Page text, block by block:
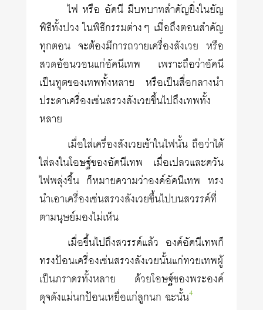
ไฟ หรือ อัคนี มีบทบาทสำคัญยิ่งในยัญ
พิธีทั้งปวง ในพิธีกรรมต่างๆ เมื่อถึงตอนสำคัญ
ทุกตอน จะต้องมีการถวายเครื่องสังเวย หรือ
สวดอ้อนวอนแก่อัคนีเทพ เพราะถือว่าอัคนี
เป็นทูตของเทพทั้งหลาย หรือเป็นสื่อกลางนำ
ประดาเครื่องเซ่นสรวงสังเวยขึ้นไปถึงเทพทั้ง
หลาย
เมื่อใส่เครื่องสังเวยเข้าในไฟนั้น ถือว่าได้
ใส่ลงในโอษฐ์ของอัคนีเทพ เมื่อเปลวและควัน
ไฟพลุ่งขึ้น ก็หมายความว่าองค์อัคนีเทพ ทรง
นำเอาเครื่องเซ่นสรวงสังเวยขึ้นไปบนสวรรค์ที่
ตามนุษย์มองไม่เห็น
เมื่อขึ้นไปถึงสวรรค์แล้ว องค์อัคนีเทพก็
ทรงป้อนเครื่องเซ่นสรวงสังเวยนั้นแก่ทวยเทพผู้
เป็นภราดรทั้งหลาย ด้วยโอษฐ์ของพระองค์
ดุจดังแม่นกป้อนเหยื่อแก่ลูกนก ฉะนั้น4